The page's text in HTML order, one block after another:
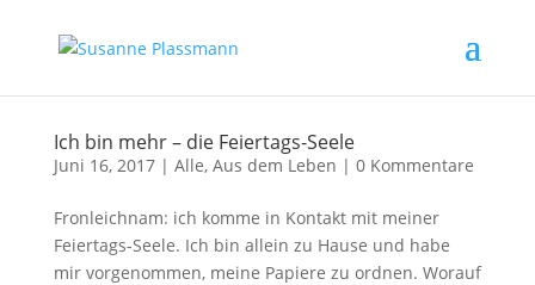
Ich bin mehr – die Feiertags-Seele
Juni 16, 2017| Alle, Aus dem Leben | 0 Kommentare
Fronleichnam: ich komme in Kontakt mit meiner
Feiertags-Seele. Ich bin allein zu Hause und habe
mir vorgenommen, meine Papiere zu ordnen. Worauf